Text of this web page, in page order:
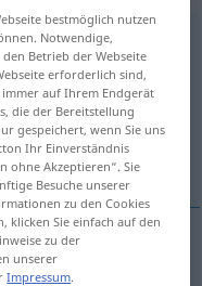
antippen)
bestmöglich nutzen
Notwendige,
Betrieb der Webseite
erforderlich sind,
auf Ihrem Endgerät
die der Bereitstellung
gespeichert, wenn Sie uns
Ihr Einverständnis
ohne Akzeptieren“. Sie
Besuche unserer
zu den Cookies
klicken Sie einfach auf den
zu der
unserer
Impressum.